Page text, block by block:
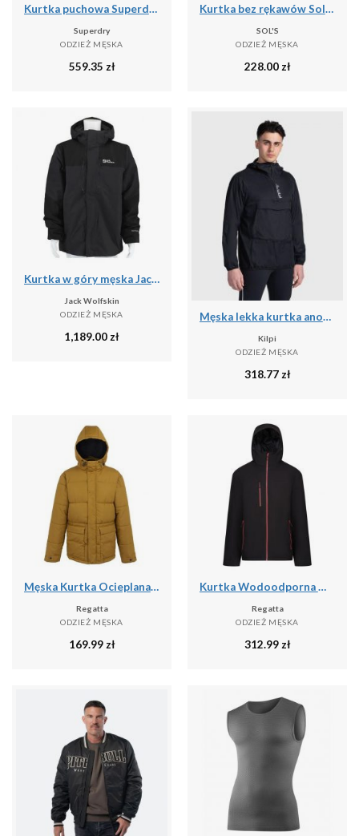
Kurtka puchowa Superdry Storm Hybrid
Superdry
ODZIEŻ MĘSKA
559.35 zł
Kurtka bez rękawów Sol's Falcon Bw
SOL'S
ODZIEŻ MĘSKA
228.00 zł
Kurtka w góry męska Jack Wolfskin A618586350
Jack Wolfskin
ODZIEŻ MĘSKA
1,189.00 zł
Męska lekka kurtka anorak Kilpi ANORI-M
Kilpi
ODZIEŻ MĘSKA
318.77 zł
Męska Kurtka Ocieplana Falkner
Regatta
ODZIEŻ MĘSKA
169.99 zł
Kurtka Wodoodporna Męska Ocieplana
Regatta
ODZIEŻ MĘSKA
312.99 zł